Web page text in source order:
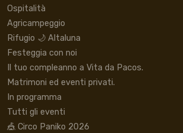
Ospitalità
Agricampeggio
Rifugio 🌙 Altaluna
Festeggia con noi
Il tuo compleanno a Vita da Pacos.
Matrimoni ed eventi privati.
In programma
Tutti gli eventi
🎪 Circo Paniko 2026